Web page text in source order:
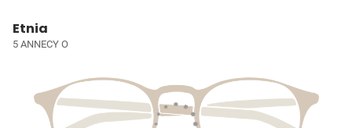
Etnia
5 ANNECY O